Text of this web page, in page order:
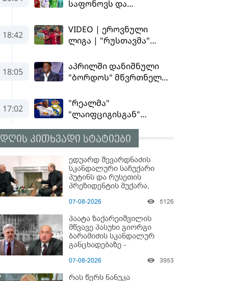
დღის კითხვადი სტატიები
ედუარდ შევარდნაძის
სკანდალური საჩუქარი
პუტინს და რუსეთის
პრეზიდენტის მუქარა,
აასრულა
07-08-2026 5126
პაატა ზაქარეიშვილის
მწვავე პასუხი გიორგი
ბარამიძის სკანდალურ
განცხადებაზე -
ვიცი... კამანში მოკლული
07-08-2026 3953
რას წერს ნანუკა